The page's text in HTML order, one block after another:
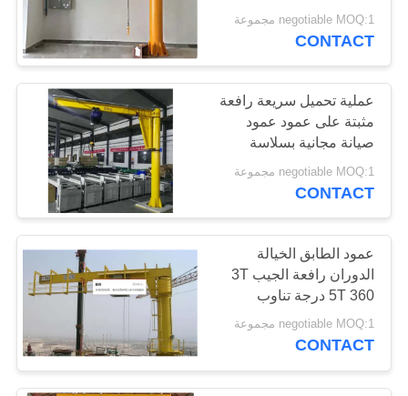
خريطة
الموقع
PRIVACY
POLICY
متر / دقيقة سرعة الرفع
negotiable MOQ:1 مجموعة
CONTACT
عملية تحميل سريعة رافعة
مثبتة على عمود عمود
صيانة مجانية بسلاسة
negotiable MOQ:1 مجموعة
CONTACT
عمود الطابق الخيالة
الدوران رافعة الجيب 3T
5T ​​360 درجة تناوب
مخصص سبان
negotiable MOQ:1 مجموعة
CONTACT